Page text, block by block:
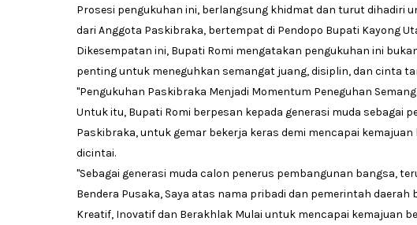
Prosesi pengukuhan ini, berlangsung khidmat dan turut dihadiri
dari Anggota Paskibraka, bertempat di Pendopo Bupati Kayong
Dikesempatan ini, Bupati Romi mengatakan pengukuhan ini
penting untuk meneguhkan semangat juang, disiplin, dan cinta
"Pengukuhan Paskibraka Menjadi Momentum Peneguhan
Untuk itu, Bupati Romi berpesan kepada generasi muda sebagai
Paskibraka, untuk gemar bekerja keras demi mencapai
dicintai.
"Sebagai generasi muda calon penerus pembangunan bangsa,
Bendera Pusaka, Saya atas nama pribadi dan pemerintah
Kreatif, Inovatif dan Berakhlak Mulai untuk mencapai kemajuan